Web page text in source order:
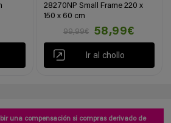
28270NP Small Frame 220 x
150 x 60 cm
99,99€
58,99€
Ir al chollo
una compensación si compras derivado de